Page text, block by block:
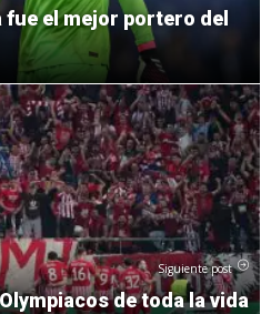
el mejor portero del
Siguiente post
de toda la vida